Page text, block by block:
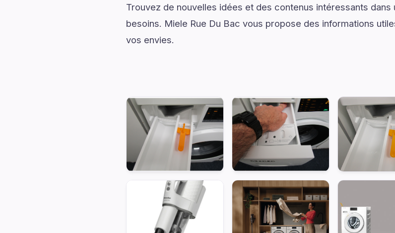
Trouvez de nouvelles idées et des contenus intéressants
besoins. Miele Rue Du Bac vous propose des informations
vos envies.